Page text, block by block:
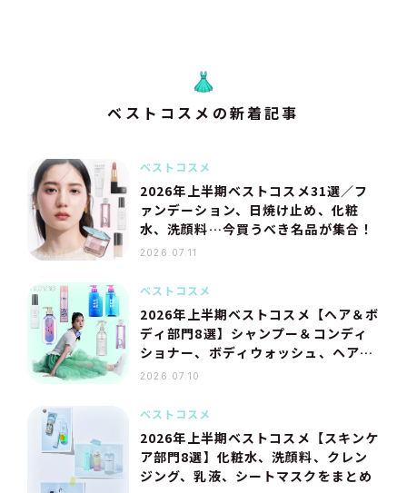
ベストコスメの新着記事
ベストコスメ
2026年上半期ベストコスメ31選／フ
ァンデーション、日焼け止め、化粧
水、洗顔料…今買うべき名品が集合！
2026.07.11
ベストコスメ
2026年上半期ベストコスメ【ヘア＆ボ
ディ部門8選】シャンプー＆コンディ
ショナー、ボディウォッシュ、ヘアオ
イル…美容プロのおすすめは？
2026.07.10
ベストコスメ
2026年上半期ベストコスメ【スキンケ
ア部門8選】化粧水、洗顔料、クレン
ジング、乳液、シートマスクをまとめ